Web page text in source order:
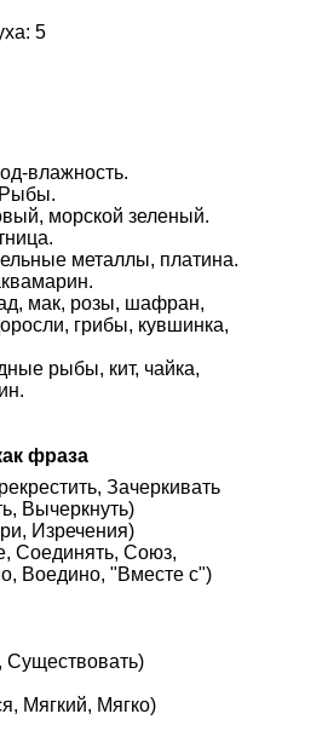
5
влажность.
Рыбы.
морской зеленый.
металлы, платина.
мак, розы, шафран,
грибы, кувшинка,
рыбы, кит, чайка,
фраза
Зачеркивать
Вычеркнуть)
Изречения)
Соединять, Союз,
Воедино, "Вместе с")
Существовать)
Мягкий, Мягко)